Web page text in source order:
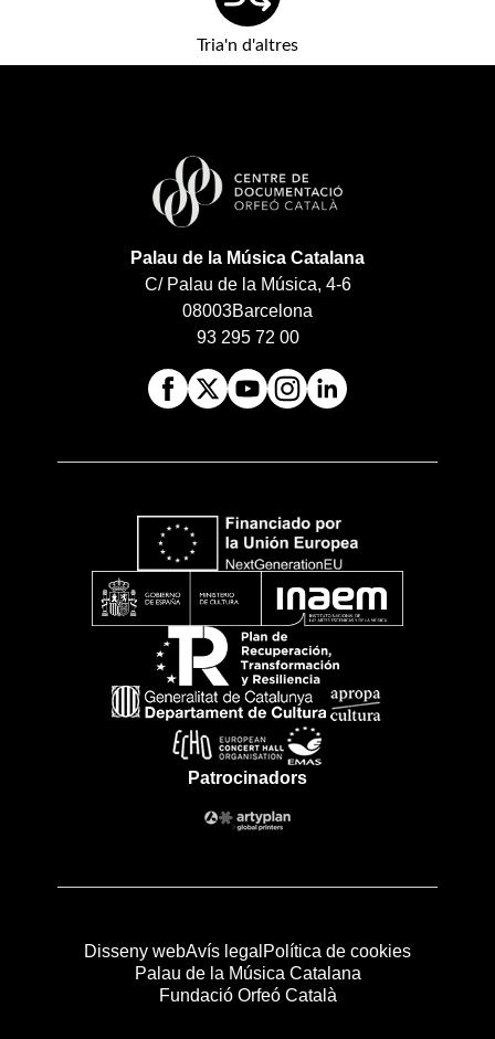
Tria'n d'altres
Palau de la Música Catalana
C/ Palau de la Música, 4-6
08003Barcelona
93 295 72 00
Patrocinadors
Disseny webAvís legal Política de cookies
Palau de la Música Catalana
Fundació Orfeó Català